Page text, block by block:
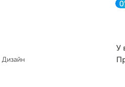
Дизайн
У